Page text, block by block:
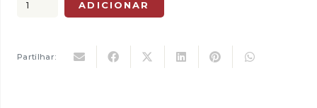
era:
é:
&
ADICIONAR
Partilhar: